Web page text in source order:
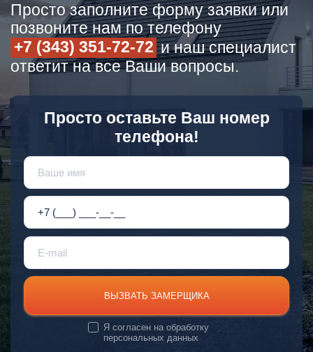
Просто заполните форму заявки или
позвоните нам по телефону
+7 (343) 351-72-72 и наш специалист
ответит на все Ваши вопросы.
Просто оставьте Ваш номер
телефона!
ВЫЗВАТЬ ЗАМЕРЩИКА
Я согласен наобработку
персональных данных